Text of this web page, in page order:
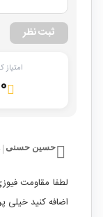
ثبت نظر
امتیاز
۰
حسین حسنی 2
لطفا مقاومت
اضافه کنید خیلی